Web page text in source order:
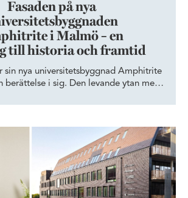
Fasaden på nya
i Malmö – en
till historia och framtid
sin nya universitetsbyggnad Amphitrite
berättelse i sig. Den levande ytan med
alla rätt – Poolia Malmö trivs i hemtrevliga